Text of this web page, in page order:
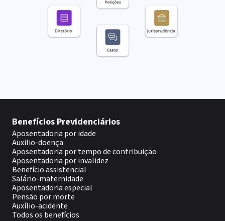
Benefícios Previdenciários
Aposentadoria por idade
Auxilio-doença
Aposentadoria por tempo de contribuição
Aposentadoria por invalidez
Benefício assistencial
Salário-maternidade
Aposentadoria especial
Pensão por morte
Auxílio-acidente
Todos os benefícios